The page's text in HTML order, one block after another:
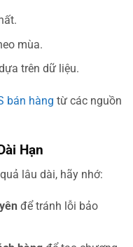
mùa.
trên dữ liệu.
bán hàng từ các nguồn
Hạn
lâu dài, hãy nhớ:
để tránh lỗi bảo